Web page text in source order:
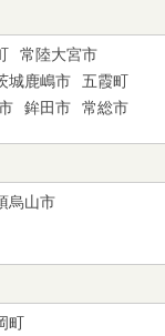
常陸大宮市
城鹿嶋市
五霞町
鉾田市 常総市
烏山市
町